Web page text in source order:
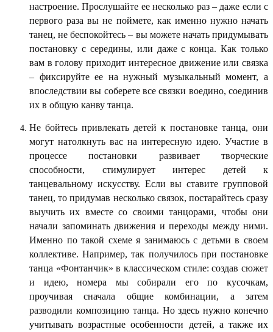
настроение. Прослушайте ее несколько раз – даже если с
первого раза вы не поймете, как именно нужно начать
танец, не беспокойтесь – вы можете начать придумывать
постановку с середины, или даже с конца. Как только
вам в голову приходит интересное движение или связка
– фиксируйте ее на нужный музыкальный момент, а
впоследствии вы соберете все связки воедино, соединив
их в общую канву танца.
Не бойтесь привлекать детей к постановке танца, они
могут натолкнуть вас на интересную идею. Участие в
процессе постановки развивает творческие
способности, стимулирует интерес детей к
танцевальному искусству. Если вы ставите групповой
танец, то придумав несколько связок, постарайтесь сразу
выучить их вместе со своими танцорами, чтобы они
начали запоминать движения и переходы между ними.
Именно по такой схеме я занимаюсь с детьми в своем
коллективе. Например, так получилось при постановке
танца «Фонтанчик» в классическом стиле: создав сюжет
и идею, номера мы собирали его по кусочкам,
проучивая сначала общие комбинации, а затем
разводили композицию танца. Но здесь нужно конечно
учитывать возрастные особенности детей, а также их